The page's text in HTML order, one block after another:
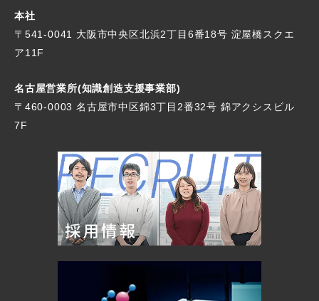
本社
〒541-0041 大阪市中央区北浜2丁目6番18号 淀屋橋スクエ
ア11F
名古屋営業所(知識創造支援事業部)
〒460-0003 名古屋市中区錦3丁目2番32号 錦アクシスビル
7F